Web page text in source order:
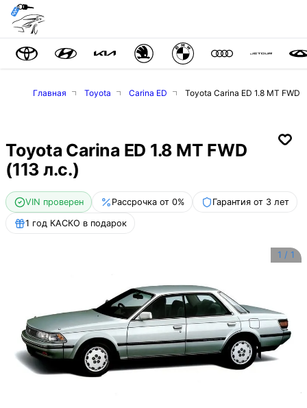
Главная Toyota Carina ED Toyota Carina ED 1.8 MT FWD
Toyota Carina ED 1.8 MT FWD
(113 л.с.)
VIN проверен Рассрочка от 0% Гарантия от 3 лет
1 год КАСКО в подарок
1 / 1